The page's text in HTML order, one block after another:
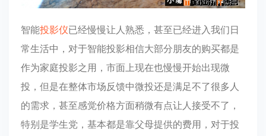
智能投影仪已经慢慢让人熟悉，甚至已经进入我们日
常生活中，对于智能投影相信大部分朋友的购买都是
作为家庭投影之用，市面上现在也慢慢开始出现微
投，但是在整体市场反馈中微投还是满足不了很多人
的需求，甚至感觉价格方面稍微有点让人接受不了，
特别是学生党，基本都是靠父母提供的费用，对于投